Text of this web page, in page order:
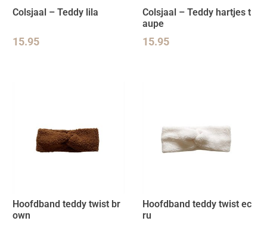
Colsjaal – Teddy lila
15.95
Colsjaal – Teddy hartjes t
aupe
15.95
Hoofdband teddy twist br
own
Hoofdband teddy twist ec
ru